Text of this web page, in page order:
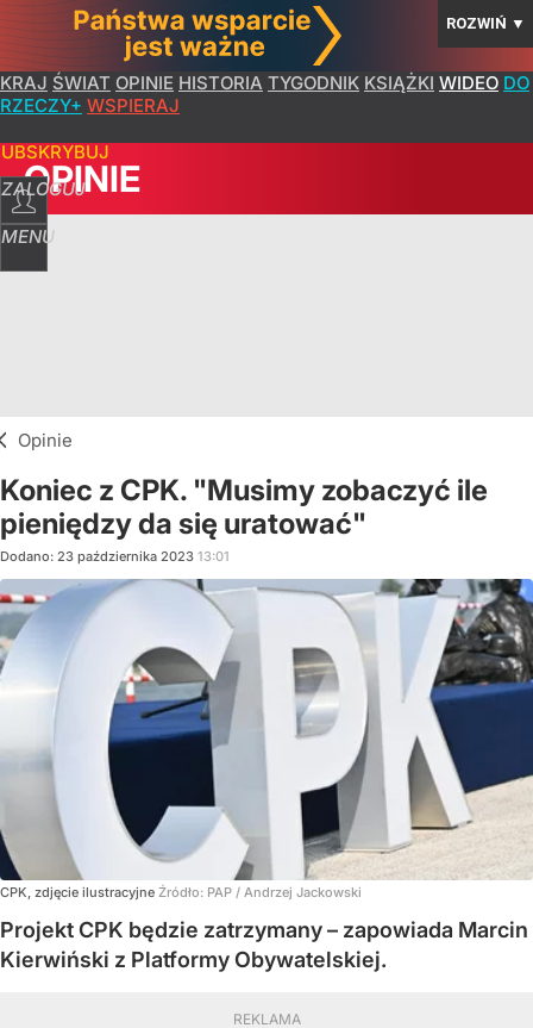
ROZWIŃ ▼
KRAJ ŚWIAT OPINIE HISTORIA TYGODNIK KSIĄŻKI WIDEO DO
RZECZY+ WSPIERAJ
ZALOGUJ
MENU
OPINIE
Opinie
Koniec z CPK. "Musimy zobaczyć ile
pieniędzy da się uratować"
Dodano: 23 października 2023 13:01
CPK, zdjęcie ilustracyjne Źródło: PAP / Andrzej Jackowski
Projekt CPK będzie zatrzymany – zapowiada Marcin
Kierwiński z Platformy Obywatelskiej.